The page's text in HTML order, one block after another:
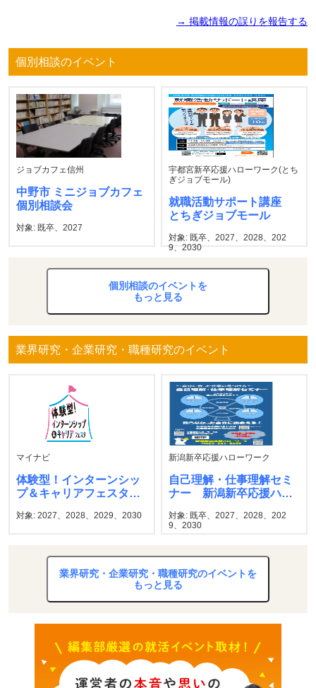
→ 掲載情報の誤りを報告する
個別相談のイベント
ジョブカフェ信州
中野市 ミニジョブカフェ
個別相談会
対象: 既卒、2027
宇都宮新卒応援ハローワーク(とち
ぎジョブモール)
就職活動サポート講座
とちぎジョブモール
対象: 既卒、2027、2028、202
9、2030
個別相談のイベントを
もっと見る
業界研究・企業研究・職種研究のイベント
マイナビ
体験型！インターンシッ
プ＆キャリアフェスタ
対象: 2027、2028、2029、2030
新潟新卒応援ハローワーク
自己理解・仕事理解セミ
ナー 新潟新卒応援ハロ
対象: 既卒、2027、2028、202
9、2030
業界研究・企業研究・職種研究のイベントを
もっと見る